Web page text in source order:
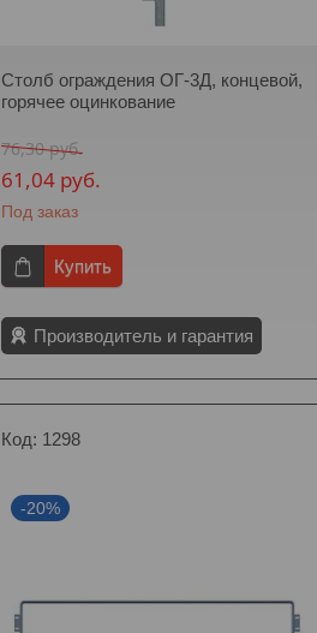
Столб ограждения ОГ-3Д, концевой,
горячее оцинкование
76,30руб.
61,04 руб.
Под заказ
Купить
Производитель и гарантия
1298
-20%